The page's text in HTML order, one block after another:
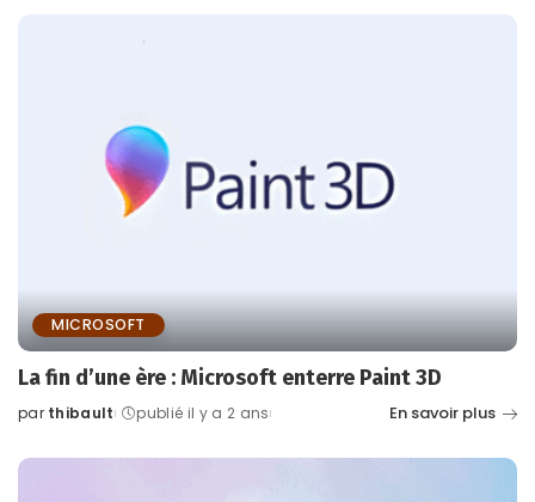
MICROSOFT
La fin d’une ère : Microsoft enterre Paint 3D
Posted
par thibault publié il y a 2 ans En savoir plus